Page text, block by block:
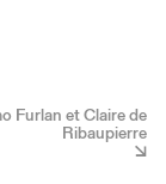
Furlan et Claire de
Ribaupierre